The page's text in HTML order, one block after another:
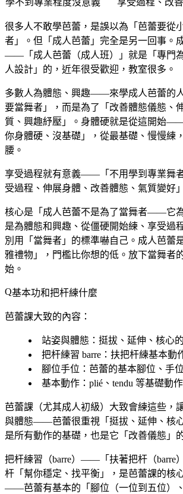
很多人不敢學芭蕾，是誤以為「芭蕾要從
者」。但「成人芭蕾」完全是另一回事。
——「成人芭蕾（成人班）」就是「專門
人設計」的，近年很受歡迎，教室很多。
多數人為體態、興趣——來學成人芭蕾的
要當舞者」，而是為了「改善體態儀態、
質、興趣紓壓」。身體硬就是從這開始
你身體硬、沒基礎」，從最基礎、慢慢練
腰。
享受過程就有意義——「不用學到專業舞
受過程、伸展身體、改善體態、氣質變好
核心是「成人芭蕾不是為了當舞者——它
是為體態和興趣、從僵硬開始練、享受過
別用「當舞者」的標準嚇自己。成人芭蕾
雅禮物」，門檻比你想的低。放下當舞者
始。
基本功和把杆練什麼
芭蕾課大致的內容：
站姿與體態 ：挺拔、延伸、核心
把杆練習 barre ：扶把杆練基本動
腳位手位 ：芭蕾的基本腳位、手
基本動作 ：plié、tendu 等基礎動作
芭蕾課（尤其成人初級）大致會練這些，
與體態——芭蕾很重視「挺拔、延伸、核
是所有動作的基礎，也是它「改善儀態」
把杆練習（barre）——「扶著把杆（barre
杆「幫你穩定、找平衡」，是芭蕾課的核
——芭蕾有基本的「腳位（一位到五位）